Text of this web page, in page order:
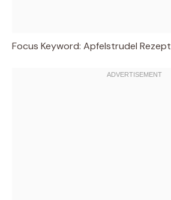
Focus Keyword: Apfelstrudel Rezept